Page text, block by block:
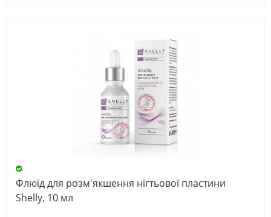
Флюїд для розм'якшення нігтьової пластини
Shelly, 10 мл